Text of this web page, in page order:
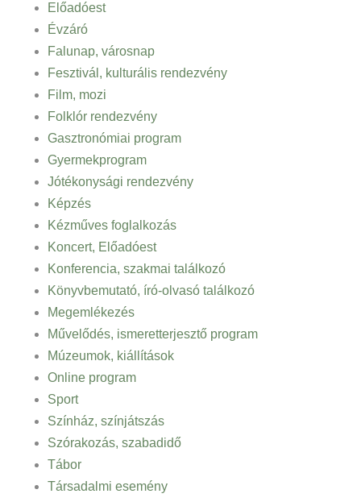
Előadóest
Évzáró
Falunap, városnap
Fesztivál, kulturális rendezvény
Film, mozi
Folklór rendezvény
Gasztronómiai program
Gyermekprogram
Jótékonysági rendezvény
Képzés
Kézműves foglalkozás
Koncert, Előadóest
Konferencia, szakmai találkozó
Könyvbemutató, író-olvasó találkozó
Megemlékezés
Művelődés, ismeretterjesztő program
Múzeumok, kiállítások
Online program
Sport
Színház, színjátszás
Szórakozás, szabadidő
Tábor
Társadalmi esemény